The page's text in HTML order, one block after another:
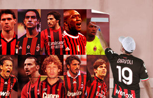
heverő csapatról.